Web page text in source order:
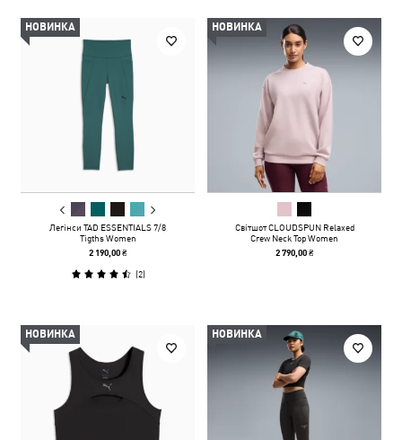
НОВИНКА
Легінси TAD ESSENTIALS 7/8
Tigths Women
2 190,00 ₴
(2)
НОВИНКА
Світшот CLOUDSPUN Relaxed
Crew Neck Top Women
2 790,00 ₴
НОВИНКА НОВИНКА